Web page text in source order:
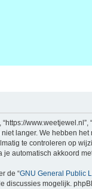
langer. We hebben
te controleren op
je automatisch akkoord
de “GNU General Public
discussies mogelijk.